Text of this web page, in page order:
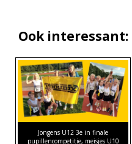
Ook interessant:
Jongens U12 3e in finale
pupillencompetitie, meisjes U10